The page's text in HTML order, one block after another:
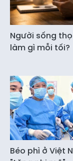
Người sống
làm gì mỗi tối?
Béo phì ở Việt